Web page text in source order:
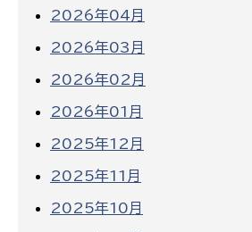
2026年04月
2026年03月
2026年02月
2026年01月
2025年12月
2025年11月
2025年10月